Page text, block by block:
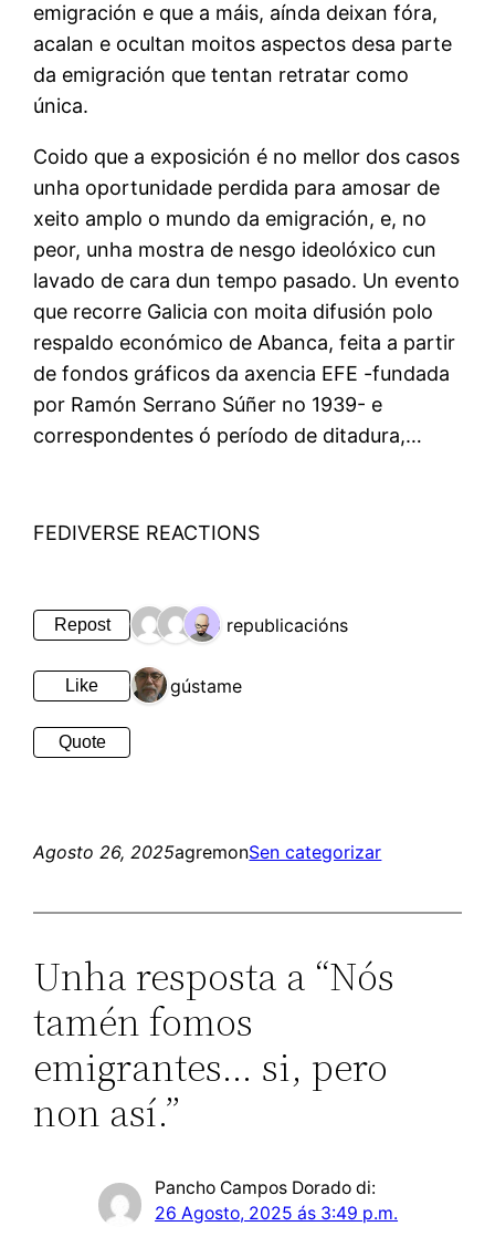
emigración e que a máis, aínda deixan fóra,
acalan e ocultan moitos aspectos desa parte
da emigración que tentan retratar como
única.
Coido que a exposición é no mellor dos casos
unha oportunidade perdida para amosar de
xeito amplo o mundo da emigración, e, no
peor, unha mostra de nesgo ideolóxico cun
lavado de cara dun tempo pasado. Un evento
que recorre Galicia con moita difusión polo
respaldo económico de Abanca, feita a partir
de fondos gráficos da axencia EFE -fundada
por Ramón Serrano Súñer no 1939- e
correspondentes ó período de ditadura,…
FEDIVERSE REACTIONS
Repost 3 republicacións
Like 1 gústame
Quote
Agosto 26, 2025agremonSen categorizar
Unha resposta a “Nós
tamén fomos
emigrantes… si, pero
non así.”
Pancho Campos Dorado di:
26 Agosto, 2025 ás 3:49 p.m.